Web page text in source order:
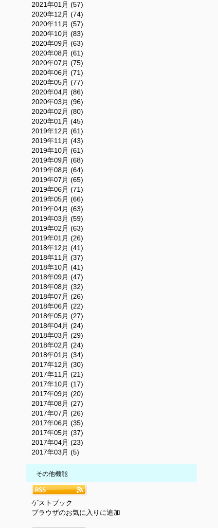
2021年01月 (57)
2020年12月 (74)
2020年11月 (57)
2020年10月 (83)
2020年09月 (63)
2020年08月 (61)
2020年07月 (75)
2020年06月 (71)
2020年05月 (77)
2020年04月 (86)
2020年03月 (96)
2020年02月 (80)
2020年01月 (45)
2019年12月 (61)
2019年11月 (43)
2019年10月 (61)
2019年09月 (68)
2019年08月 (64)
2019年07月 (65)
2019年06月 (71)
2019年05月 (66)
2019年04月 (63)
2019年03月 (59)
2019年02月 (63)
2019年01月 (26)
2018年12月 (41)
2018年11月 (37)
2018年10月 (41)
2018年09月 (47)
2018年08月 (32)
2018年07月 (26)
2018年06月 (22)
2018年05月 (27)
2018年04月 (24)
2018年03月 (29)
2018年02月 (24)
2018年01月 (34)
2017年12月 (30)
2017年11月 (21)
2017年10月 (17)
2017年09月 (20)
2017年08月 (27)
2017年07月 (26)
2017年06月 (35)
2017年05月 (37)
2017年04月 (23)
2017年03月 (5)
その他機能
ゲストブック
ブラウザのお気に入りに追加